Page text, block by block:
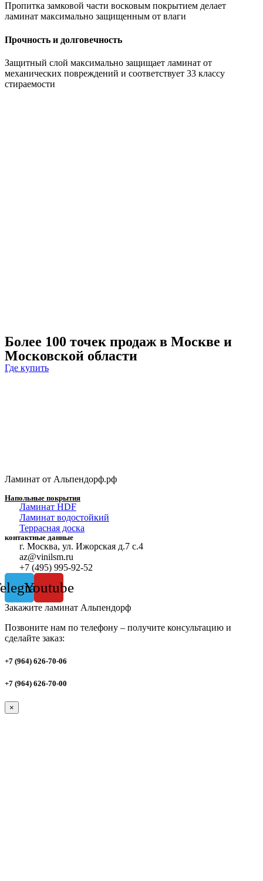
Пропитка замковой части восковым покрытием делает
ламинат максимально защищенным от влаги
Прочность и долговечность
Защитный слой максимально защищает ламинат от
механических повреждений и соответствует 33 классу
стираемости
Более 100 точек продаж в Москве и
Московской области
Где купить
Ламинат от Альпендорф.рф
Напольные покрытия
Ламинат HDF
Ламинат водостойкий
Террасная доска
контактные данные
г. Москва, ул. Ижорская д.7 с.4
az@vinilsm.ru
+7 (495) 995-92-52
Youtube
Закажите ламинат Альпендорф
Позвоните нам по телефону – получите консультацию и
сделайте заказ:
+7 (964) 626-70-06
+7 (964) 626-70-00
×